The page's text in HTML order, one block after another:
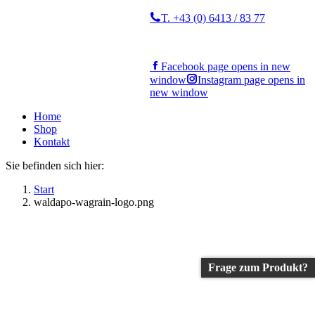
T. +43 (0) 6413 / 83 77
Facebook page opens in new
window
Instagram page opens in
new window
Home
Shop
Kontakt
Sie befinden sich hier:
Start
waldapo-wagrain-logo.png
Frage zum Produkt?